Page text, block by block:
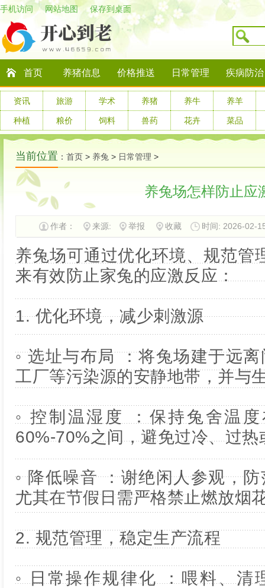
手机访问 网站地图 保存到桌面
首页 养猪信息 价格推送 日常管理 疾病防治
资讯 旅游 学术 养猪 养牛 养羊
种植 粮价 饲料 兽药 花卉 菜品
当前位置 ： 首页 > 养兔 > 日常管理 >
养兔场怎样防止应
作者： 来源: 举报 收藏 时间: 2026-02-
养兔场可通过优化环境、规范管
来有效防止家兔的应激反应：
1. 优化环境，减少刺激源
◦ 选址与布局 ：将兔场建于远
工厂等污染源的安静地带，并与
◦ 控制温湿度 ：保持兔舍温
60%-70%之间，避免过冷、过热
◦ 降低噪音 ：谢绝闲人参观，
尤其在节假日需严格禁止燃放烟
2. 规范管理，稳定生产流程
◦ 日常操作规律化 ：喂料、清